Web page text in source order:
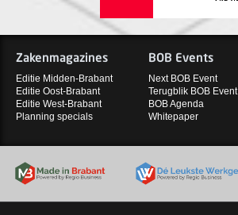
Zakenmagazines
Editie Midden-Brabant
Editie Oost-Brabant
Editie West-Brabant
Planning specials
BOB Events
Next BOB Event
Terugblik BOB Event
BOB Agenda
Whitepaper